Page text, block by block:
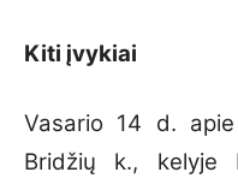
Kiti įvykiai
Vasario 14 d.
Bridžių k., kelyje